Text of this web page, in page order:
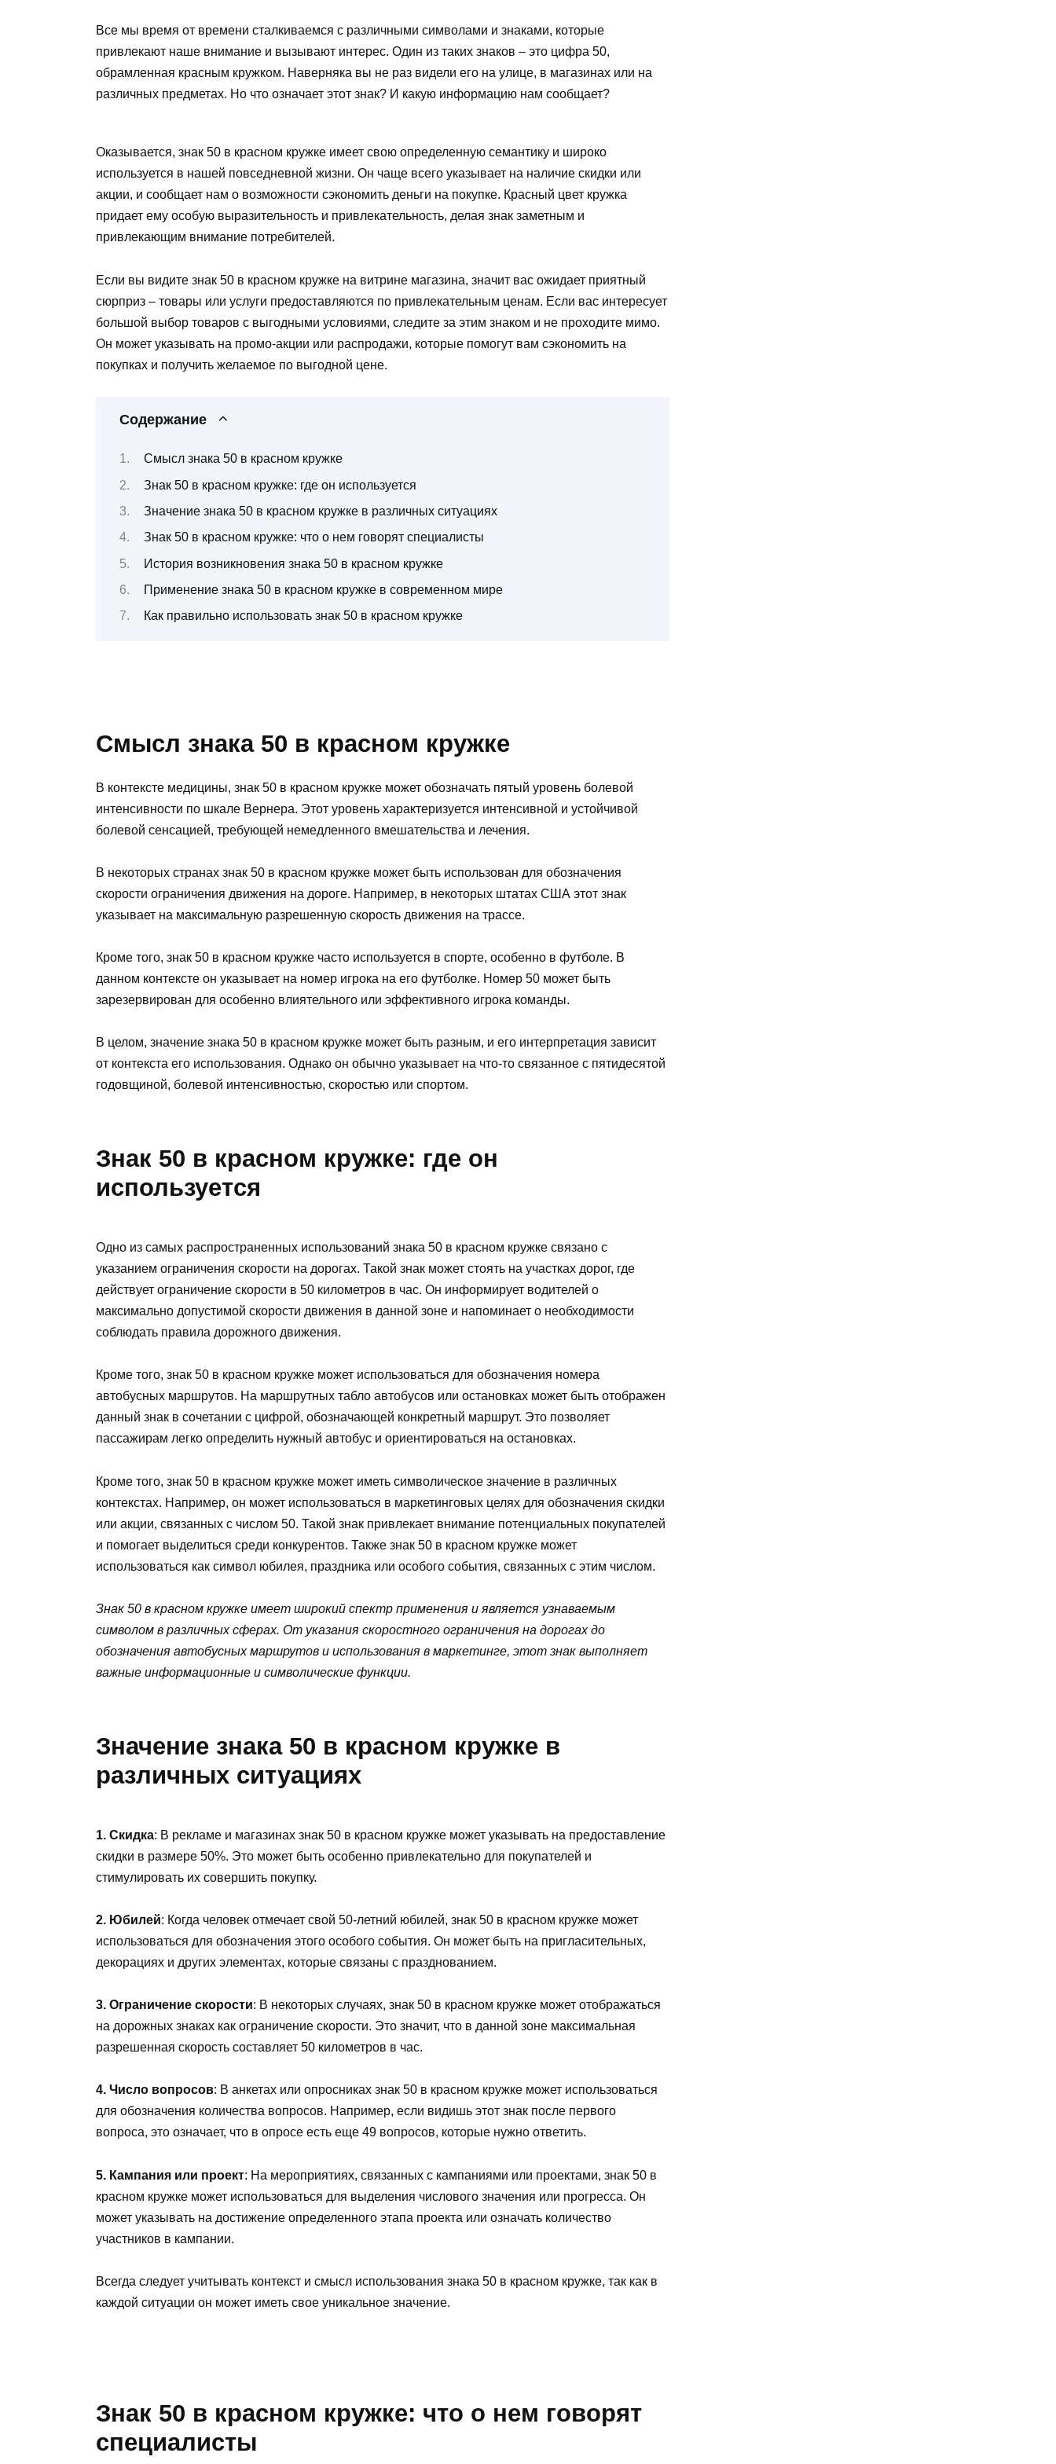
Все мы время от времени сталкиваемся с различными символами и знаками, которые
привлекают наше внимание и вызывают интерес. Один из таких знаков – это цифра 50,
обрамленная красным кружком. Наверняка вы не раз видели его на улице, в магазинах или на
различных предметах. Но что означает этот знак? И какую информацию нам сообщает?
Оказывается, знак 50 в красном кружке имеет свою определенную семантику и широко
используется в нашей повседневной жизни. Он чаще всего указывает на наличие скидки или
акции, и сообщает нам о возможности сэкономить деньги на покупке. Красный цвет кружка
придает ему особую выразительность и привлекательность, делая знак заметным и
привлекающим внимание потребителей.
Если вы видите знак 50 в красном кружке на витрине магазина, значит вас ожидает приятный
сюрприз – товары или услуги предоставляются по привлекательным ценам. Если вас интересует
большой выбор товаров с выгодными условиями, следите за этим знаком и не проходите мимо.
Он может указывать на промо-акции или распродажи, которые помогут вам сэкономить на
покупках и получить желаемое по выгодной цене.
Содержание
Смысл знака 50 в красном кружке
Знак 50 в красном кружке: где он используется
Значение знака 50 в красном кружке в различных ситуациях
Знак 50 в красном кружке: что о нем говорят специалисты
История возникновения знака 50 в красном кружке
Применение знака 50 в красном кружке в современном мире
Как правильно использовать знак 50 в красном кружке
Смысл знака 50 в красном кружке
В контексте медицины, знак 50 в красном кружке может обозначать пятый уровень болевой
интенсивности по шкале Вернера. Этот уровень характеризуется интенсивной и устойчивой
болевой сенсацией, требующей немедленного вмешательства и лечения.
В некоторых странах знак 50 в красном кружке может быть использован для обозначения
скорости ограничения движения на дороге. Например, в некоторых штатах США этот знак
указывает на максимальную разрешенную скорость движения на трассе.
Кроме того, знак 50 в красном кружке часто используется в спорте, особенно в футболе. В
данном контексте он указывает на номер игрока на его футболке. Номер 50 может быть
зарезервирован для особенно влиятельного или эффективного игрока команды.
В целом, значение знака 50 в красном кружке может быть разным, и его интерпретация зависит
от контекста его использования. Однако он обычно указывает на что-то связанное с пятидесятой
годовщиной, болевой интенсивностью, скоростью или спортом.
Знак 50 в красном кружке: где он
используется
Одно из самых распространенных использований знака 50 в красном кружке связано с
указанием ограничения скорости на дорогах. Такой знак может стоять на участках дорог, где
действует ограничение скорости в 50 километров в час. Он информирует водителей о
максимально допустимой скорости движения в данной зоне и напоминает о необходимости
соблюдать правила дорожного движения.
Кроме того, знак 50 в красном кружке может использоваться для обозначения номера
автобусных маршрутов. На маршрутных табло автобусов или остановках может быть отображен
данный знак в сочетании с цифрой, обозначающей конкретный маршрут. Это позволяет
пассажирам легко определить нужный автобус и ориентироваться на остановках.
Кроме того, знак 50 в красном кружке может иметь символическое значение в различных
контекстах. Например, он может использоваться в маркетинговых целях для обозначения скидки
или акции, связанных с числом 50. Такой знак привлекает внимание потенциальных покупателей
и помогает выделиться среди конкурентов. Также знак 50 в красном кружке может
использоваться как символ юбилея, праздника или особого события, связанных с этим числом.
Знак 50 в красном кружке имеет широкий спектр применения и является узнаваемым
символом в различных сферах. От указания скоростного ограничения на дорогах до
обозначения автобусных маршрутов и использования в маркетинге, этот знак выполняет
важные информационные и символические функции.
Значение знака 50 в красном кружке в
различных ситуациях
1. Скидка: В рекламе и магазинах знак 50 в красном кружке может указывать на предоставление
скидки в размере 50%. Это может быть особенно привлекательно для покупателей и
стимулировать их совершить покупку.
2. Юбилей: Когда человек отмечает свой 50-летний юбилей, знак 50 в красном кружке может
использоваться для обозначения этого особого события. Он может быть на пригласительных,
декорациях и других элементах, которые связаны с празднованием.
3. Ограничение скорости: В некоторых случаях, знак 50 в красном кружке может отображаться
на дорожных знаках как ограничение скорости. Это значит, что в данной зоне максимальная
разрешенная скорость составляет 50 километров в час.
4. Число вопросов: В анкетах или опросниках знак 50 в красном кружке может использоваться
для обозначения количества вопросов. Например, если видишь этот знак после первого
вопроса, это означает, что в опросе есть еще 49 вопросов, которые нужно ответить.
5. Кампания или проект: На мероприятиях, связанных с кампаниями или проектами, знак 50 в
красном кружке может использоваться для выделения числового значения или прогресса. Он
может указывать на достижение определенного этапа проекта или означать количество
участников в кампании.
Всегда следует учитывать контекст и смысл использования знака 50 в красном кружке, так как в
каждой ситуации он может иметь свое уникальное значение.
Знак 50 в красном кружке: что о нем говорят
специалисты